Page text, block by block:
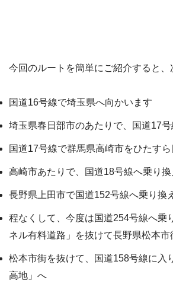
今回のルートを簡単にご紹介すると、
国道16号線で埼玉県へ向かいます
埼玉県春日部市のあたりで、国道17号
国道17号線で群馬県高崎市をひたす
高崎市あたりで、国道18号線へ乗り
長野県上田市で国道152号線へ乗り換
程なくして、今度は国道254号線へ乗
ネル有料道路」を抜けて長野県松本市
松本市街を抜けて、国道158号線に入
高地」へ